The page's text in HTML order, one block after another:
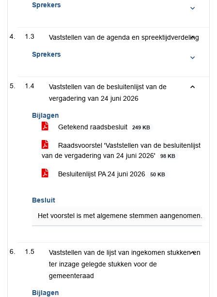
Sprekers
1.3 Vaststellen van de agenda en spreektijdverdeling
Sprekers
1.4
Vaststellen van de besluitenlijst van de
vergadering van 24 juni 2026
Bijlagen
Getekend raadsbesluit
249 KB
Raadsvoorstel 'Vaststellen van de besluitenlijst
van de vergadering van 24 juni 2026'
98 KB
Besluitenlijst PA 24 juni 2026 50 KB
Besluit
Het voorstel is met algemene stemmen aangenomen.
1.5
Vaststellen van de lijst van ingekomen stukken en
ter inzage gelegde stukken voor de
gemeenteraad
Bijlagen